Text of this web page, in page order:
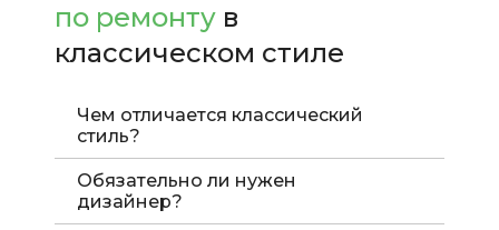
по ремонту в
классическом стиле
Чем отличается классический
стиль?
Обязательно ли нужен
дизайнер?